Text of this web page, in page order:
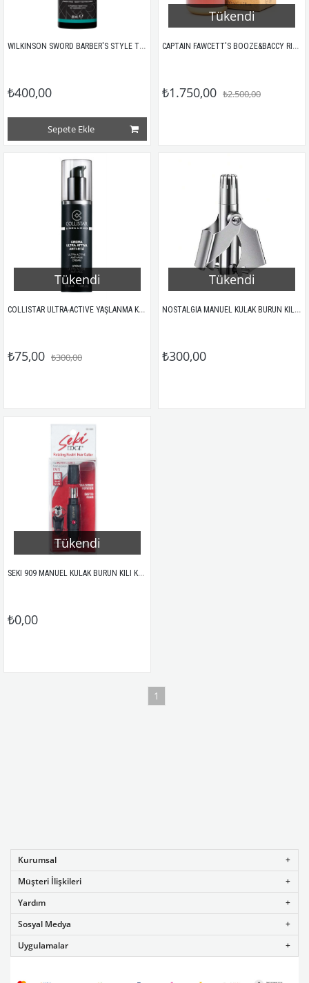
WILKINSON SWORD BARBER'S STYLE TIRAŞ SONRASI NEMLENDİRİCİ YÜZ BAKIM KREMİ 88ML
₺400,00
Sepete Ekle
Tükendi
CAPTAIN FAWCETT'S BOOZE&BACCY RICKY HALL NEMLENDİRİCİ KREM 50ML
₺1.750,00 ₺2.500,00
Tükendi
COLLISTAR ULTRA-ACTIVE YAŞLANMA KARŞITI YÜZ KREMİ 50ML
₺75,00 ₺300,00
Tükendi
NOSTALGIA MANUEL KULAK BURUN KILI KESME ALETİ
₺300,00
Tükendi
SEKI 909 MANUEL KULAK BURUN KILI KESME ALETİ
₺0,00
1
Kurumsal
Müşteri İlişkileri
Yardım
Sosyal Medya
Uygulamalar